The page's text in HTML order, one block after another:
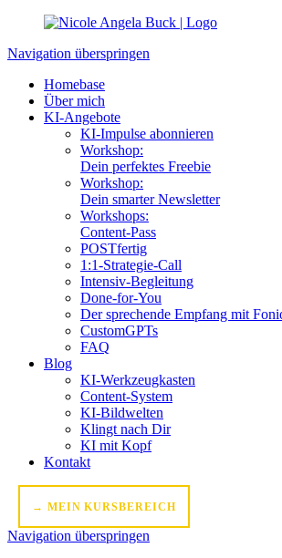
Navigation überspringen
Homebase
Über mich
KI-Angebote
KI-Impulse abonnieren
Workshop:
Dein perfektes Freebie
Workshop:
Dein smarter Newsletter
Workshops:
Content-Pass
POSTfertig
1:1-Strategie-Call
Intensiv-Begleitung
Done-for-You
Der sprechende Empfang mit
CustomGPTs
FAQ
Blog
KI-Werkzeugkasten
Content-System
KI-Bildwelten
Klingt nach Dir
KI mit Kopf
Kontakt
→ MEIN KURSBEREICH
Navigation überspringen